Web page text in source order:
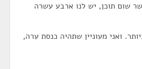
שום תוכן, יש לנו ארבע עשרה
ואני מעוניין שתהיה כנסת ערה,